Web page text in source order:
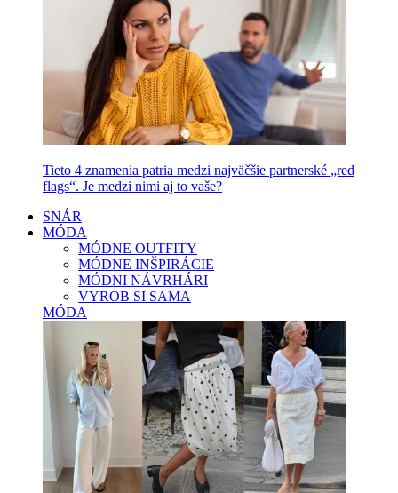
Tieto 4 znamenia patria medzi najväčšie partnerské „red
flags“. Je medzi nimi aj to vaše?
SNÁR
MÓDA
MÓDNE OUTFITY
MÓDNE INŠPIRÁCIE
MÓDNI NÁVRHÁRI
VYROB SI SAMA
MÓDA